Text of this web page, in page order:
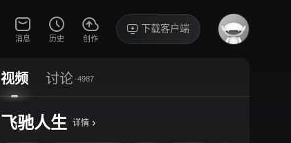
消息 历史 创作
下载客户端
视频 讨论 ·4987
飞驰人生 详情 ›